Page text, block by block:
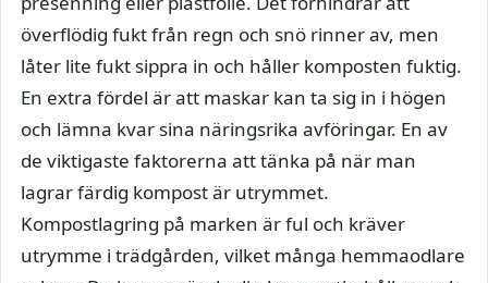
överflödig fukt från regn och snö rinner av, men
låter lite fukt sippra in och håller komposten fuktig.
En extra fördel är att maskar kan ta sig in i högen
och lämna kvar sina näringsrika avföringar. En av
de viktigaste faktorerna att tänka på när man
lagrar färdig kompost är utrymmet.
Kompostlagring på marken är ful och kräver
utrymme i trädgården, vilket många hemmaodlare